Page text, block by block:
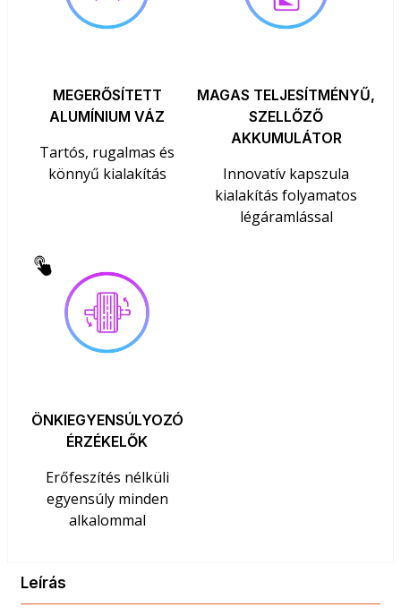
MEGERŐSÍTETT
ALUMÍNIUM VÁZ
Tartós, rugalmas és
könnyű kialakítás
MAGAS TELJESÍTMÉNYŰ,
SZELLŐZŐ
AKKUMULÁTOR
Innovatív kapszula
kialakítás folyamatos
légáramlással
ÖNKIEGYENSÚLYOZÓ
ÉRZÉKELŐK
Erőfeszítés nélküli
egyensúly minden
alkalommal
Leírás